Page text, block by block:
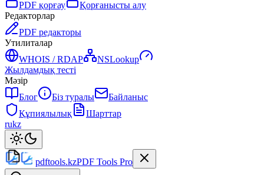
PDF қорғау
Қорғанысты алу
Редакторлар
PDF редакторы
Утилиталар
WHOIS / RDAP
NSLookup
Жылдамдық тесті
Мәзір
Блог
Біз туралы
Байланыс
Құпиялылық
Шарттар
rukz
pdftools.kzPDF Tools Pro